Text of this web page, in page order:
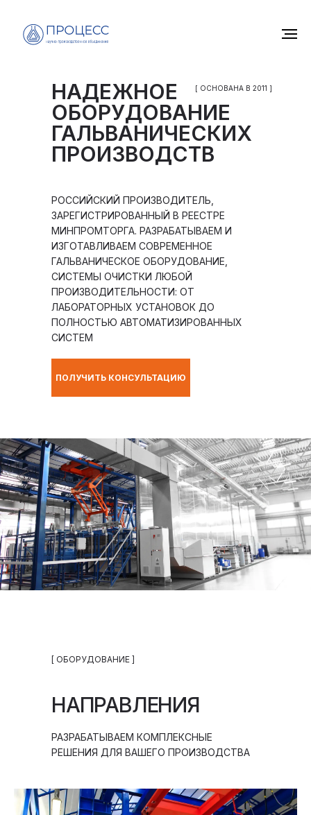
НАДЕЖНОЕ
ОБОРУДОВАНИЕ
ГАЛЬВАНИЧЕСКИХ
ПРОИЗВОДСТВ
РОССИЙСКИЙ ПРОИЗВОДИТЕЛЬ,
ЗАРЕГИСТРИРОВАННЫЙ В РЕЕСТРЕ
МИНПРОМТОРГА. РАЗРАБАТЫВАЕМ И
ИЗГОТАВЛИВАЕМ СОВРЕМЕННОЕ
ГАЛЬВАНИЧЕСКОЕ ОБОРУДОВАНИЕ,
СИСТЕМЫ ОЧИСТКИ ЛЮБОЙ
ПРОИЗВОДИТЕЛЬНОСТИ: ОТ
ЛАБОРАТОРНЫХ УСТАНОВОК ДО
ПОЛНОСТЬЮ АВТОМАТИЗИРОВАННЫХ
СИСТЕМ
ПОЛУЧИТЬ КОНСУЛЬТАЦИЮ
[ ОСНОВАНА В 2011 ]
[ ОБОРУДОВАНИЕ ]
НАПРАВЛЕНИЯ
РАЗРАБАТЫВАЕМ КОМПЛЕКСНЫЕ
РЕШЕНИЯ ДЛЯ ВАШЕГО ПРОИЗВОДСТВА